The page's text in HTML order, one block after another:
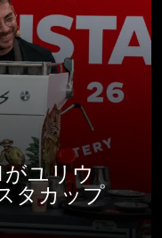
がユリウ
タカップ